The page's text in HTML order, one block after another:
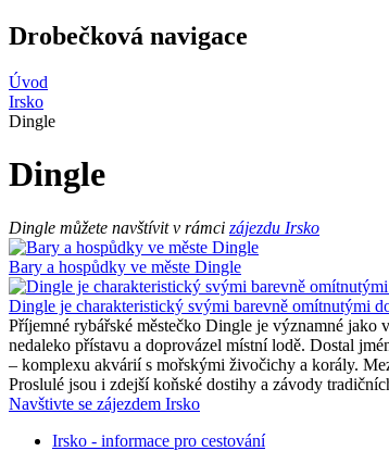
Drobečková navigace
Úvod
Irsko
Dingle
Dingle
Dingle můžete navštívit v rámci zájezdu Irsko
Bary a hospůdky ve měste Dingle
Dingle je charakteristický svými barevně omítnutými
Příjemné rybářské městečko Dingle je významné jako
nedaleko přístavu a doprovázel místní lodě. Dostal
– komplexu akvárií s mořskými živočichy a korály.
Proslulé jsou i zdejší koňské dostihy a závody
Navštivte se zájezdem Irsko
Irsko - informace pro cestování